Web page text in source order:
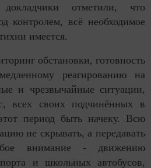
отметили, что
контролем, всё необходимое
имеется.
обстановки, готовность
реагированию на
и чрезвычайные ситуации,
всех своих подчинённых в
период быть начеку. Всю
не скрывать, а передавать
внимание - движению
и школьных автобусов,